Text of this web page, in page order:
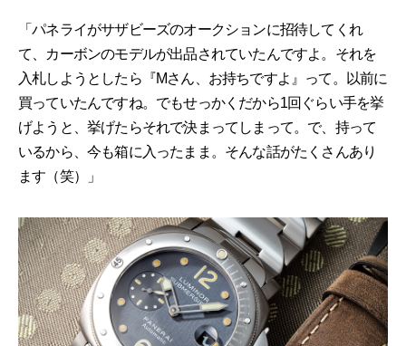
「パネライがサザビーズのオークションに招待してくれ
て、カーボンのモデルが出品されていたんですよ。それを
入札しようとしたら『Mさん、お持ちですよ』って。以前に
買っていたんですね。でもせっかくだから1回ぐらい手を挙
げようと、挙げたらそれで決まってしまって。で、持って
いるから、今も箱に入ったまま。そんな話がたくさんあり
ます（笑）」